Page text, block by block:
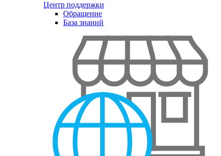
Центр поддержки
Обращение
База знаний